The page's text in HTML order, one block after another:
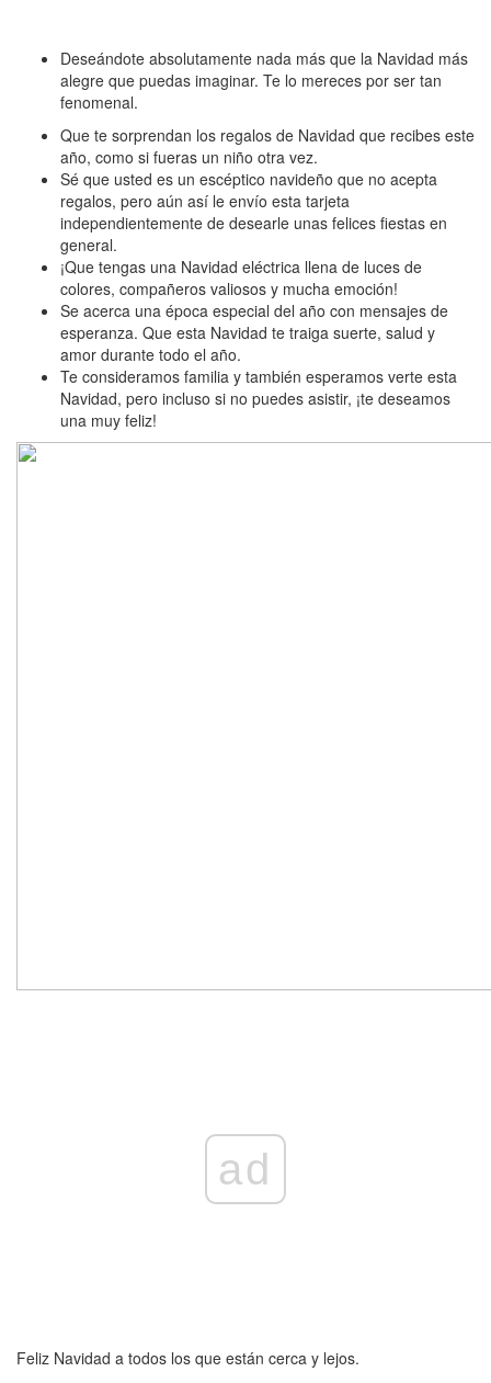
Deseándote absolutamente nada más que la Navidad más
alegre que puedas imaginar. Te lo mereces por ser tan
fenomenal.
Que te sorprendan los regalos de Navidad que recibes este
año, como si fueras un niño otra vez.
Sé que usted es un escéptico navideño que no acepta
regalos, pero aún así le envío esta tarjeta
independientemente de desearle unas felices fiestas en
general.
¡Que tengas una Navidad eléctrica llena de luces de
colores, compañeros valiosos y mucha emoción!
Se acerca una época especial del año con mensajes de
esperanza. Que esta Navidad te traiga suerte, salud y
amor durante todo el año.
Te consideramos familia y también esperamos verte esta
Navidad, pero incluso si no puedes asistir, ¡te deseamos
una muy feliz!
ad
Feliz Navidad a todos los que están cerca y lejos.